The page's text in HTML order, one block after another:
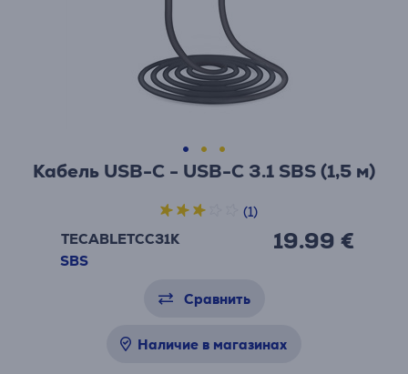
Кабель USB-C - USB-C 3.1 SBS (1,5 м)
TECABLETCC31K
SBS
19.99 €
(1)
Сравнить
Наличие в магазинах